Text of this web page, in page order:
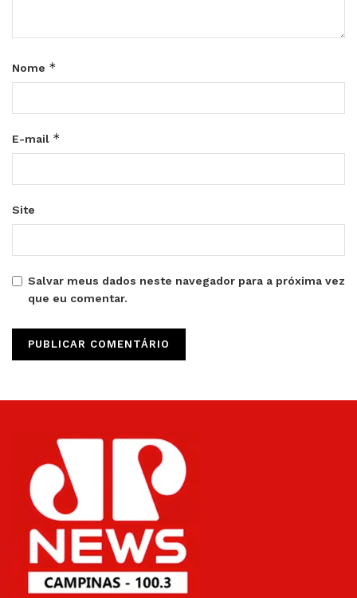
Nome *
E-mail *
Site
Salvar meus dados neste navegador para a próxima vez
que eu comentar.